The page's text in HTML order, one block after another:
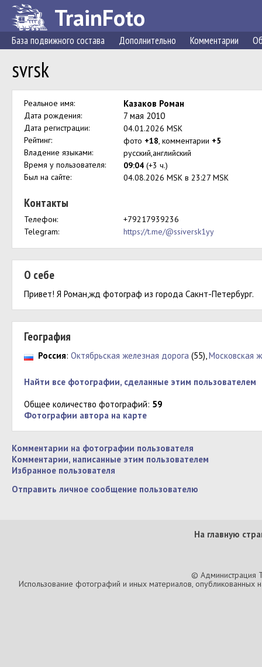
TrainFoto
База подвижного состава Дополнительно Комментарии
svrsk
Реальное имя: Казаков Роман
Дата рождения: 7 мая 2010
Дата регистрации:
04.01.2026 MSK
Рейтинг:
фото +18, комментарии +5
Владение языками:
русский,английский
Время у пользователя:
09:04 (+3 ч.)
Был на сайте:
04.08.2026 MSK в 23:27 MSK
Контакты
Телефон:
+79217939236
Telegram:
https://t.me/@ssiversk1yy
О себе
Привет! Я Роман,жд фотограф из города Сакнт-Петербург.
География
Россия: Октябрьская железная дорога (55),Московская
Найти все фотографии, сделанные этим пользователем
Общее количество фотографий: 59
Фотографии автора на карте
Комментарии на фотографии пользователя
Комментарии, написанные этим пользователем
Избранное пользователя
Отправить личное сообщение пользователю
На главную
© Администрация
Использование фотографий и иных материалов, опубликованных